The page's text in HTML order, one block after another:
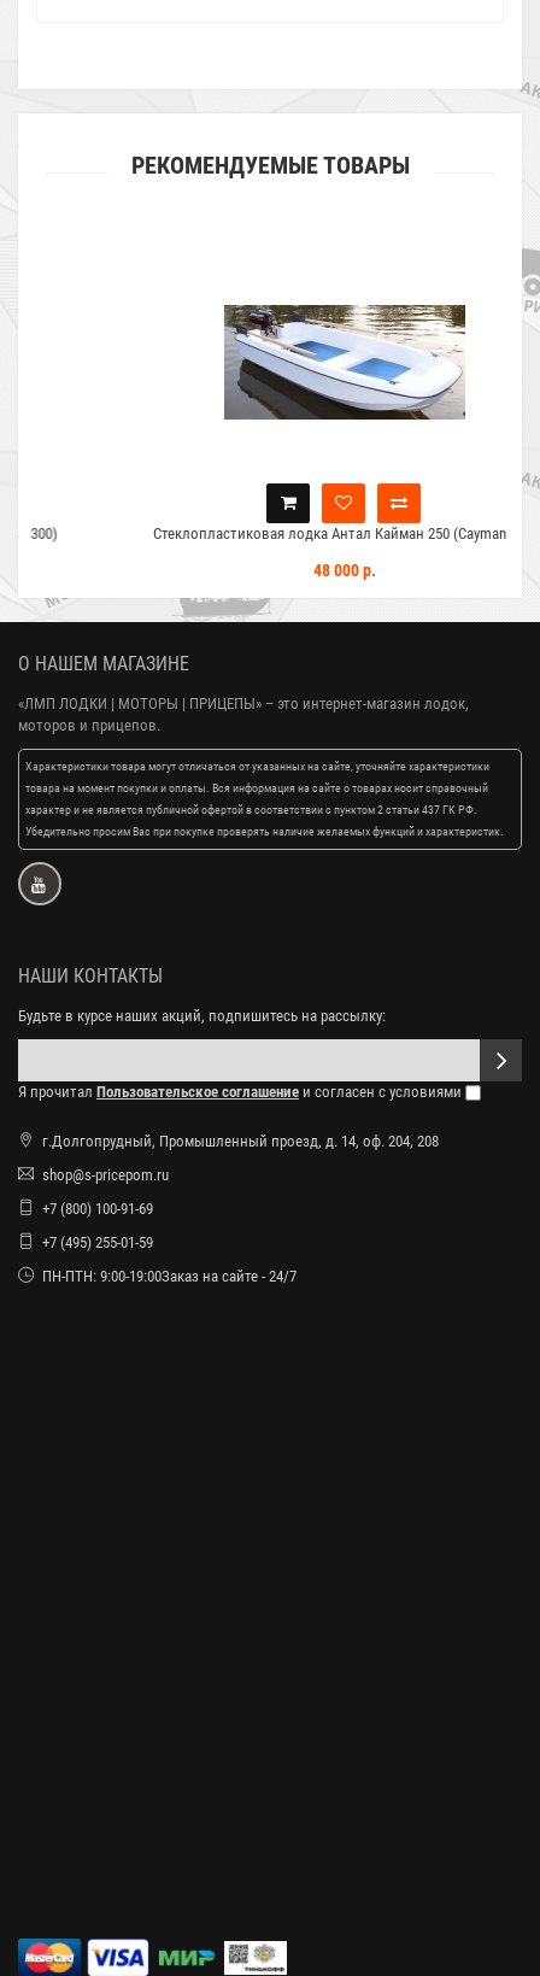
РЕКОМЕНДУЕМЫЕ ТОВАРЫ
Стеклопластиковая лодка Антал Кайман 250 (Cayman 250)
48 000 р.
О НАШЕМ МАГАЗИНЕ
«ЛМП ЛОДКИ | МОТОРЫ | ПРИЦЕПЫ» – это интернет-магазин лодок,
моторов и прицепов.
Характеристики товара могут отличаться от указанных на сайте, уточняйте характеристики
товара на момент покупки и оплаты. Вся информация на сайте о товарах носит справочный
характер и не является публичной офертой в соответствии с пунктом 2 статьи 437 ГК РФ.
Убедительно просим Вас при покупке проверять наличие желаемых функций и характеристик.
НАШИ КОНТАКТЫ
Будьте в курсе наших акций, подпишитесь на рассылку:
Я прочитал Пользовательское соглашение и согласен с условиями
г.Долгопрудный, Промышленный проезд, д. 14, оф. 204, 208
shop@s-pricepom.ru
+7 (800) 100-91-69
+7 (495) 255-01-59
ПН-ПТН: 9:00-19:00Заказ на сайте - 24/7